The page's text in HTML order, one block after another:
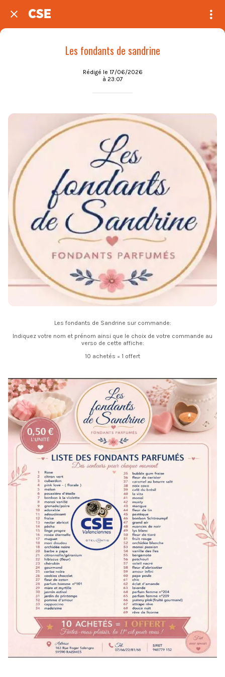
CSE
Les fondants de sandrine
Rédigé le 17/06/2026
à 23:07
Les fondants de Sandrine sur commande:
Indiquez votre nom et prénom ainsi que le choix de votre commande au
verso de cette affiche:
10 achetés = 1 offert